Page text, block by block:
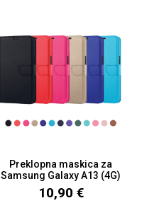
Preklopna maskica za
Samsung Galaxy A13 (4G)
-...
10,90 €